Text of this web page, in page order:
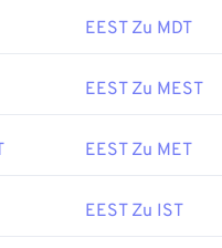
EEST Zu MDT
EEST Zu MEST
EEST Zu MET
EEST Zu IST